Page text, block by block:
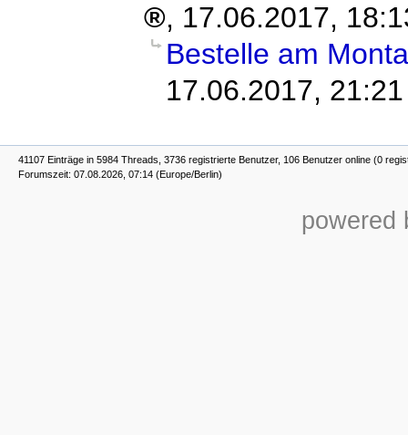
, 17.06.2017,
Bestelle am
17.06.2017, 21:21
41107 Einträge in 5984 Threads, 3736 registrierte Benutzer, 106 Benutzer online (0
Forumszeit: 07.08.2026, 07:14 (Europe/Berlin)
powered